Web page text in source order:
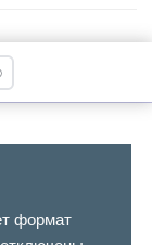
формат